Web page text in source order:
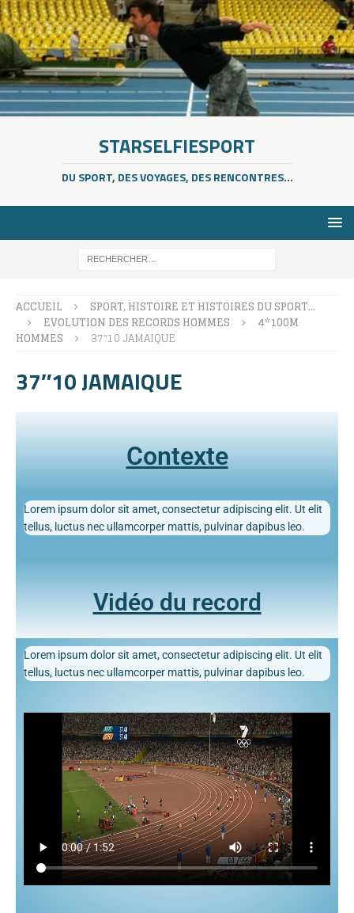
STARSELFIESPORT
DU SPORT, DES VOYAGES, DES RENCONTRES...
ACCUEIL
SPORT, HISTOIRE ET HISTOIRES DU SPORT…
EVOLUTION DES RECORDS HOMMES
4*100M
HOMMES
37″10 JAMAIQUE
37″10 JAMAIQUE
Contexte
Lorem ipsum dolor sit amet, consectetur adipiscing elit. Ut elit
tellus, luctus nec ullamcorper mattis, pulvinar dapibus leo.
Vidéo du record
Lorem ipsum dolor sit amet, consectetur adipiscing elit. Ut elit
tellus, luctus nec ullamcorper mattis, pulvinar dapibus leo.